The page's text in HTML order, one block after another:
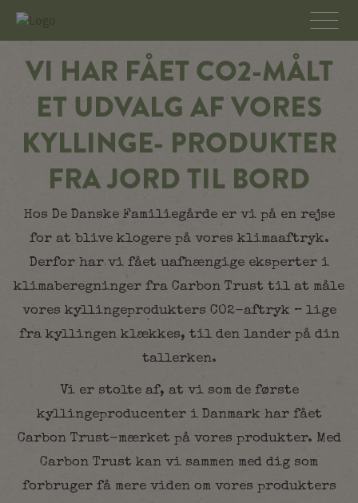
VI HAR FÅET CO2-MÅLT
ET UDVALG AF VORES
KYLLINGE- PRODUKTER
FRA JORD TIL BORD
Hos De Danske Familiegårde er vi på en rejse
for at blive klogere på vores klimaaftryk.
Derfor har vi fået uafhængige eksperter i
klimaberegninger fra Carbon Trust til at måle
vores kyllingeprodukters CO2-aftryk – lige
fra kyllingen klækkes, til den lander på din
tallerken.
Vi er stolte af, at vi som de første
kyllingeproducenter i Danmark har fået
Carbon Trust-mærket på vores produkter. Med
Carbon Trust kan vi sammen med dig som
forbruger få mere viden om vores produkters